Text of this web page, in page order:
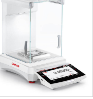
Explorer准微量天平EXP系列